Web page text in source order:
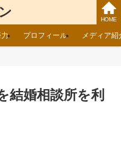
HOME
プロフィール メディア紹
結婚相談所を利